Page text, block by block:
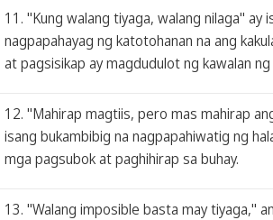
11. "Kung walang tiyaga, walang nilaga" ay
nagpapahayag ng katotohanan na ang
at pagsisikap ay magdudulot ng kawalan
12. "Mahirap magtiis, pero mas mahirap
isang bukambibig na nagpapahiwatig ng
mga pagsubok at paghihirap sa buhay.
13. "Walang imposible basta may tiyaga,"